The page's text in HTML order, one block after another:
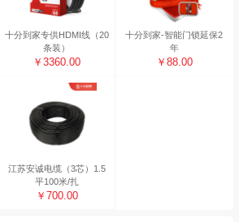
十分到家专供HDMI线（20
条装）
￥3360.00
十分到家-智能门锁延保2
年
￥88.00
江苏安诚电缆（3芯）1.5
平100米/扎
￥700.00